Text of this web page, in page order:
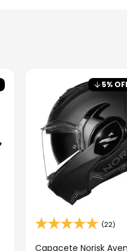
5%
(22)
Capacete Norisk